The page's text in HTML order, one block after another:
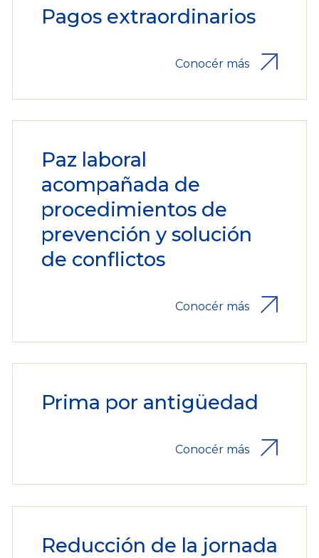
Pagos extraordinarios
Conocér más
Paz laboral
acompañada de
procedimientos de
prevención y solución
de conflictos
Conocér más
Prima por antigüedad
Conocér más
Reducción de la jornada